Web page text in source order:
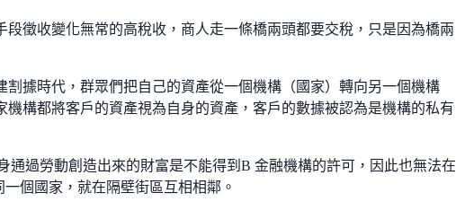
段徵收變化無常的高稅收，商人走一條橋兩頭都要交稅，只是因為橋兩
割據時代，群眾們把自己的資產從一個機構（國家）轉向另一個機構
機構都將客戶的資產視為自身的資產，客戶的數據被認為是機構的私有
通過勞動創造出來的財富是不能得到B 金融機構的許可，因此也無法在
個國家，就在隔壁街區互相相鄰。